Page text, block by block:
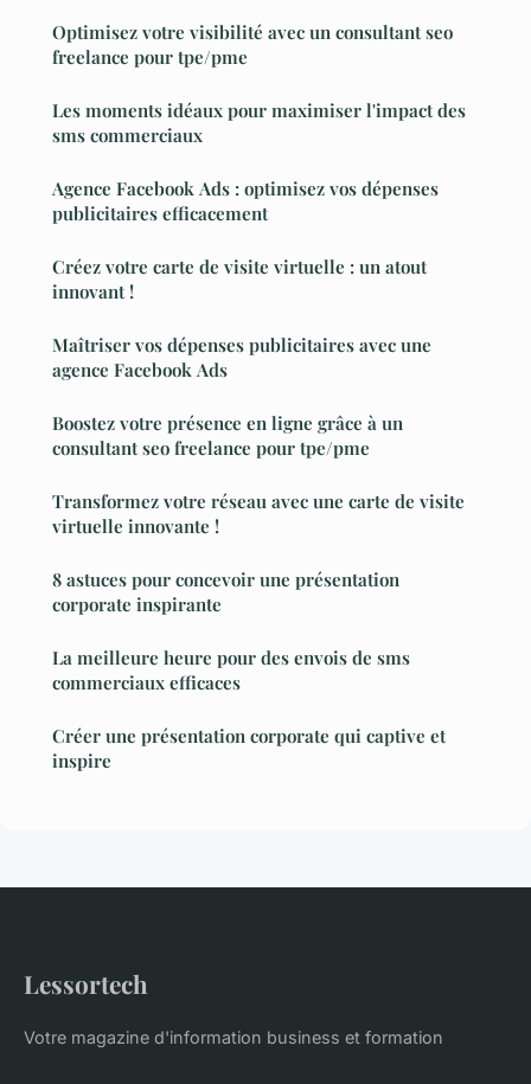
Optimisez votre visibilité avec un consultant seo
freelance pour tpe/pme
Les moments idéaux pour maximiser l'impact des
sms commerciaux
Agence Facebook Ads : optimisez vos dépenses
publicitaires efficacement
Créez votre carte de visite virtuelle : un atout
innovant !
Maîtriser vos dépenses publicitaires avec une
agence Facebook Ads
Boostez votre présence en ligne grâce à un
consultant seo freelance pour tpe/pme
Transformez votre réseau avec une carte de visite
virtuelle innovante !
8 astuces pour concevoir une présentation
corporate inspirante
La meilleure heure pour des envois de sms
commerciaux efficaces
Créer une présentation corporate qui captive et
inspire
Lessortech
Votre magazine d'information business et formation